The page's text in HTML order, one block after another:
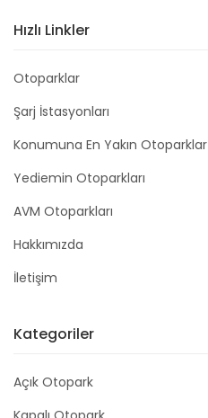
Hızlı Linkler
Otoparklar
Şarj İstasyonları
Konumuna En Yakın Otoparklar
Yediemin Otoparkları
AVM Otoparkları
Hakkımızda
İletişim
Kategoriler
Açık Otopark